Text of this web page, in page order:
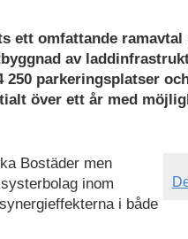
ett omfattande ramavtal
av
250 parkeringsplatser
över ett år med
Bostäder men
inom
i både